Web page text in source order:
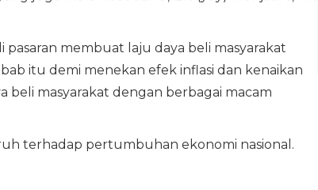
membuat laju daya beli masyarakat
itu demi menekan efek inflasi dan kenaikan
masyarakat dengan berbagai macam
terhadap pertumbuhan ekonomi nasional.